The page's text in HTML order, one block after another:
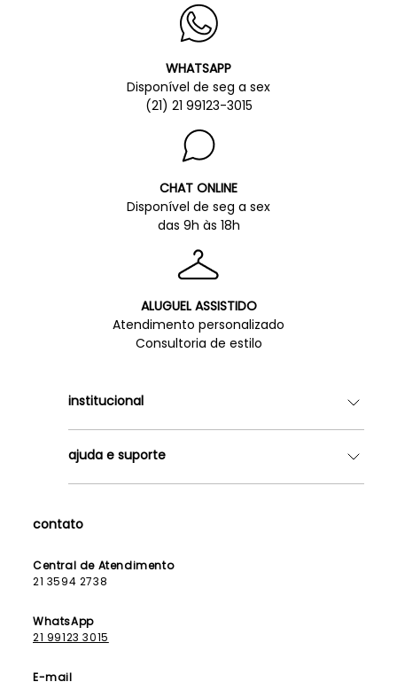
WHATSAPP
Disponível de seg a sex
(21) 21 99123-3015
CHAT ONLINE
Disponível de seg a sex
das 9h às 18h
ALUGUEL ASSISTIDO
Atendimento personalizado
Consultoria de estilo
institucional
Lojas
Como Funciona
Lista de Formandas
ajuda e suporte
Política de Privacidade
contato
Central de Atendimento
21 3594 2738
WhatsApp
21 99123 3015
E-mail